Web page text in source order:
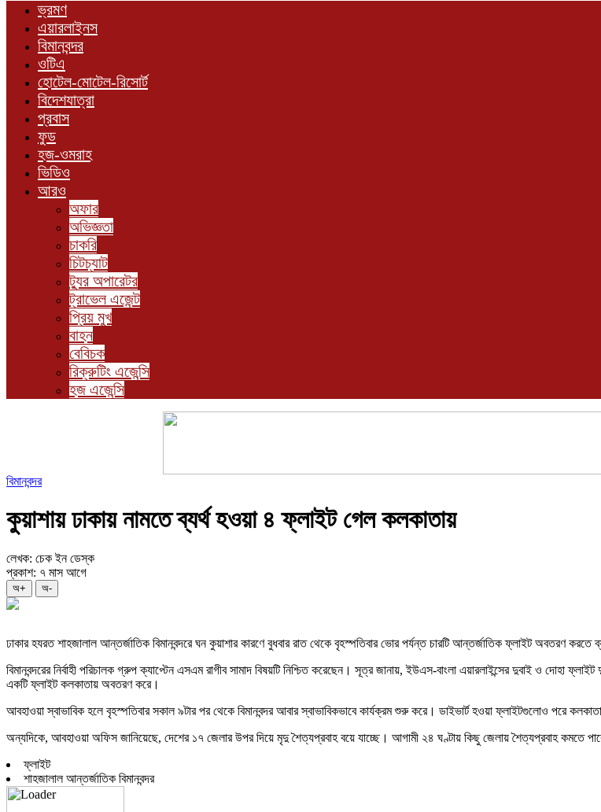
ভ্রমণ
এয়ারলাইনস
বিমানবন্দর
ওটিএ
হোটেল-মোটেল-রিসোর্ট
বিদেশযাত্রা
প্রবাস
ফুড
হজ-ওমরাহ
ভিডিও
আরও
অফার
অভিজ্ঞতা
চাকরি
চিটচ্যাট
ট্যুর অপারেটর
ট্রাভেল এজেন্ট
প্রিয় মুখ
বাহন
বেবিচক
রিক্রুটিং এজেন্সি
হজ এজেন্সি
বিমানবন্দর
কুয়াশায় ঢাকায় নামতে ব্যর্থ হওয়া ৪ ফ্লাইট গেল কলকাতায়
লেখক: চেক ইন ডেস্ক
প্রকাশ: ৭ মাস আগে
অ+ অ-
ঢাকার হযরত শাহজালাল আন্তর্জাতিক বিমানবন্দরে ঘন কুয়াশার কারণে বুধবার রাত থেকে বৃহস্পতিবার ভোর পর্যন্ত চারটি আন্তর্জাতিক ফ্লাইট অবতরণ করতে
বিমানবন্দরের নির্বাহী পরিচালক গ্রুপ ক্যাপ্টেন এসএম রাগীব সামাদ বিষয়টি নিশ্চিত করেছেন। সূত্র জানায়, ইউএস-বাংলা এয়ারলাইন্সের দুবাই ও দোহা
একটি ফ্লাইট কলকাতায় অবতরণ করে।
আবহাওয়া স্বাভাবিক হলে বৃহস্পতিবার সকাল ৯টার পর থেকে বিমানবন্দর আবার স্বাভাবিকভাবে কার্যক্রম শুরু করে। ডাইভার্ট হওয়া ফ্লাইটগুলোও পরে
অন্যদিকে, আবহাওয়া অফিস জানিয়েছে, দেশের ১৭ জেলার উপর দিয়ে মৃদু শৈত্যপ্রবাহ বয়ে যাচ্ছে। আগামী ২৪ ঘণ্টায় কিছু জেলায় শৈত্যপ্রবাহ কমতে পারে
ফ্লাইট
শাহজালাল আন্তর্জাতিক বিমানবন্দর